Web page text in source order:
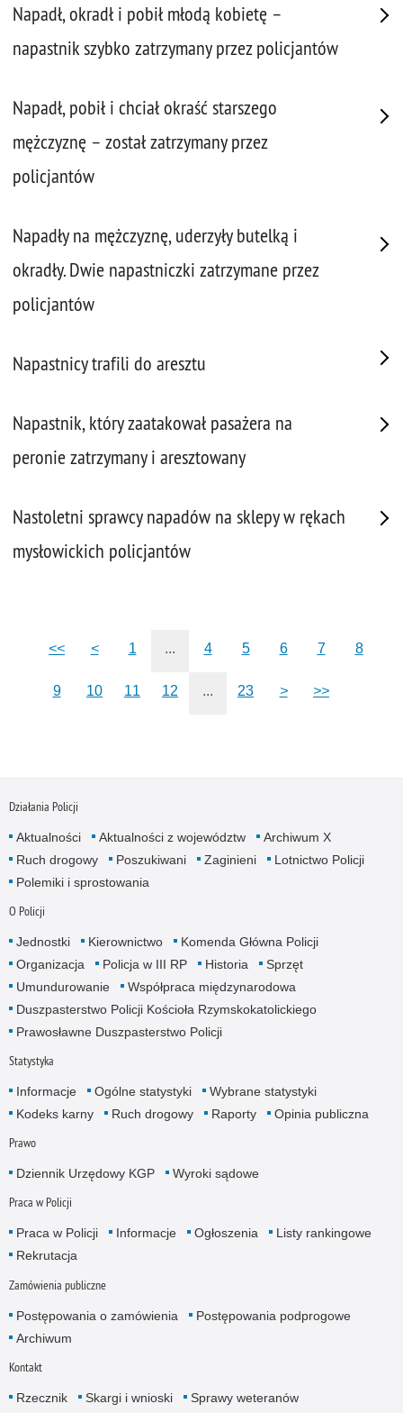
Napadł, okradł i pobił młodą kobietę –
napastnik szybko zatrzymany przez policjantów
Napadł, pobił i chciał okraść starszego
mężczyznę – został zatrzymany przez
policjantów
Napadły na mężczyznę, uderzyły butelką i
okradły. Dwie napastniczki zatrzymane przez
policjantów
Napastnicy trafili do aresztu
Napastnik, który zaatakował pasażera na
peronie zatrzymany i aresztowany
Nastoletni sprawcy napadów na sklepy w rękach
mysłowickich policjantów
<< < 1 ... 4 5 6 7 8
9 10 11 12 ... 23 > >>
Działania Policji
Aktualności Aktualności z województw
Archiwum X
Ruch drogowy
Poszukiwani Zaginieni
Lotnictwo Policji
Polemiki i sprostowania
O Policji
Jednostki Kierownictwo
Komenda Główna Policji
Organizacja
Policja w III RP Historia
Sprzęt
Umundurowanie
Współpraca międzynarodowa
Duszpasterstwo Policji Kościoła Rzymskokatolickiego
Prawosławne Duszpasterstwo Policji
Statystyka
Informacje Ogólne statystyki
Wybrane statystyki
Kodeks karny
Ruch drogowy Raporty Opinia publiczna
Prawo
Dziennik Urzędowy KGP Wyroki sądowe
Praca w Policji
Praca w Policji Informacje Ogłoszenia
Listy rankingowe
Rekrutacja
Zamówienia publiczne
Postępowania o zamówienia
Postępowania podprogowe
Archiwum
Kontakt
Rzecznik Skargi i wnioski Sprawy weteranów